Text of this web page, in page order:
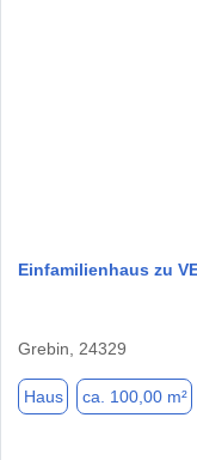
Einfamilienhaus zu
Grebin, 24329
Haus ca. 100,00 m²